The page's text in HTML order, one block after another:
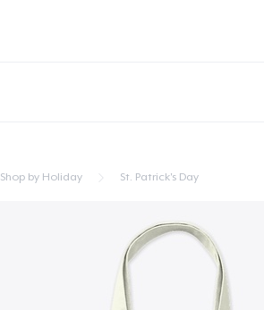
Shop by Holiday St. Patrick's Day